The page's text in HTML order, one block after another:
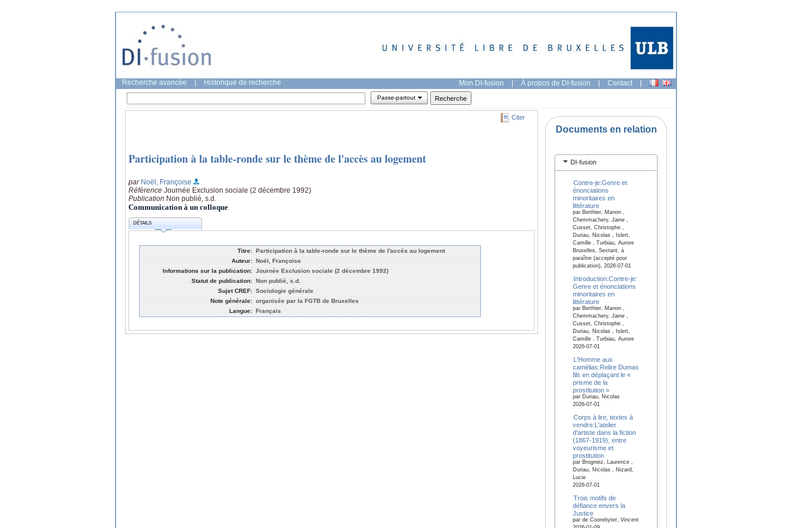
Recherche avancée Historique de recherche Mon DI-fusion | À propos de DI-fusion | Contact |
Passe-partout
Citer
Participation à la table-ronde sur le thème de l'accès au logement
par Noël, Françoise
Référence Journée Exclusion sociale (2 décembre 1992)
Publication Non publié, s.d.
Communication à un colloque
DÉTAILS
Titre: Participation à la table-ronde sur le thème de l'accès au logement
Auteur: Noël, Françoise
Informations sur la publication: Journée Exclusion sociale (2 décembre 1992)
Statut de publication: Non publié, s.d.
Sujet CREF: Sociologie générale
Note générale: organisée par la FGTB de Bruxelles
Langue: Français
Documents en relation
DI-fusion
Contre-je:Genre et
énonciations
minoritaires en
littérature
par Berthier, Manon ,
Chemmachery, Jaine ,
Cusset, Christophe ,
Duriau, Nicolas , Islert,
Camille , Turbiau, Aurore
Bruxelles, Sextant, à
paraître (accepté pour
publication), 2026-07-01
Introduction:Contre-je:
Genre et énonciations
minoritaires en
littérature
par Berthier, Manon ,
Chemmachery, Jaine ,
Cusset, Christophe ,
Duriau, Nicolas , Islert,
Camille , Turbiau, Aurore
2026-07-01
L'Homme aux
camélias:Relire Dumas
fils en déplaçant le «
prisme de la
prostitution »
par Duriau, Nicolas
2026-07-01
Corps à lire, textes à
vendre:L'atelier
d'artiste dans la fiction
(1867-1919), entre
voyeurisme et
prostitution
par Brogniez, Laurence ,
Duriau, Nicolas , Nizard,
Lucie
2026-07-01
Trois motifs de
défiance envers la
Justice
par de Coorebyter, Vincent